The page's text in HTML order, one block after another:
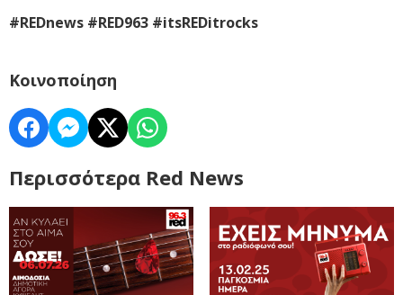
#REDnews #RED963 #itsREDitrocks
Κοινοποίηση
Περισσότερα Red News